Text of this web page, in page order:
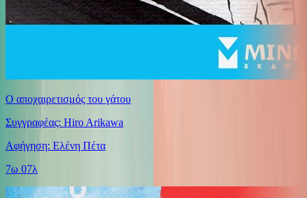
Ο αποχαιρετισμός του γάτου
Συγγραφέας: Hiro Arikawa
Αφήγηση: Ελένη Πέτα
7ω 07λ